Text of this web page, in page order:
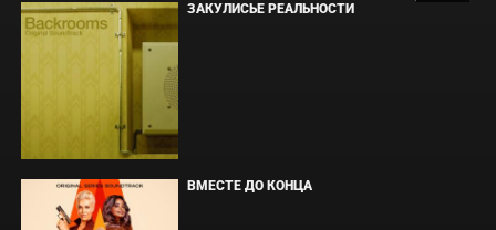
ЗАКУЛИСЬЕ РЕАЛЬНОСТИ
ВМЕСТЕ ДО КОНЦА